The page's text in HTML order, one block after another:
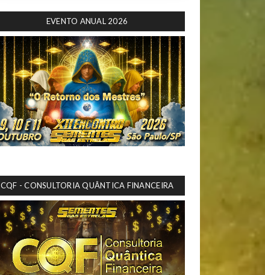
EVENTO ANUAL 2026
CQF - CONSULTORIA QUÂNTICA FINANCEIRA